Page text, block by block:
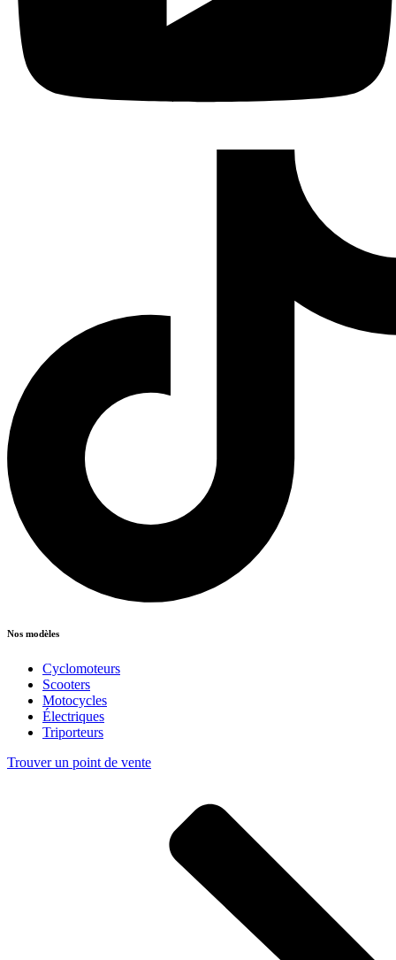
Nos modèles
Cyclomoteurs
Scooters
Motocycles
Électriques
Triporteurs
Trouver un point de vente